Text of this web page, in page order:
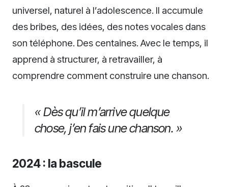
universel, naturel à l’adolescence. Il accumule
des bribes, des idées, des notes vocales dans
son téléphone. Des centaines. Avec le temps, il
apprend à structurer, à retravailler, à
comprendre comment construire une chanson.
« Dès qu’il m’arrive quelque
chose, j’en fais une chanson. »
2024 : la bascule